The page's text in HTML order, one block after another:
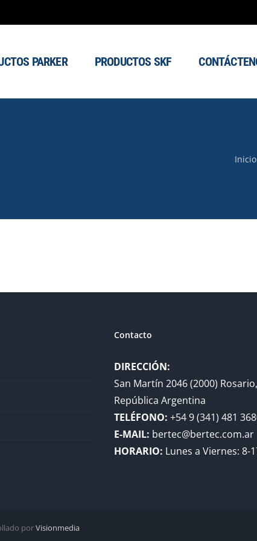
PARKER PRODUCTOS SKF
Inicio
Contacto
DIRECCIÓN:
San Martín 2046 (2000)
República Argentina
TELÉFONO: +54 9 (341) 481
E-MAIL: bertec@bertec.com.ar
HORARIO: Lunes a Viernes: 8-
porVisionmedia